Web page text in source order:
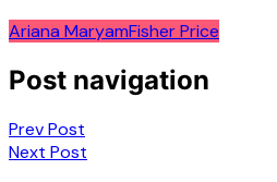
Ariana MaryamFisher Price
Post navigation
Prev Post
Next Post